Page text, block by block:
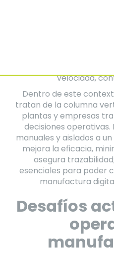
velocidad,
Dentro de este
tratan de la columna
plantas y empresas
decisiones operativas.
manuales y aislados a
mejora la eficacia,
asegura
esenciales para poder
manufactura
Desafíos